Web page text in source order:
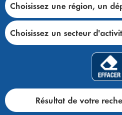
Choisissez une région, un
Choisissez un secteur
Résultat de votre